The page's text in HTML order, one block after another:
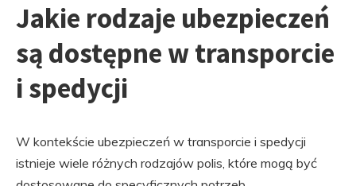
Jakie rodzaje ubezpieczeń
są dostępne w transporcie
i spedycji
W kontekście ubezpieczeń w transporcie i spedycji
istnieje wiele różnych rodzajów polis, które mogą być